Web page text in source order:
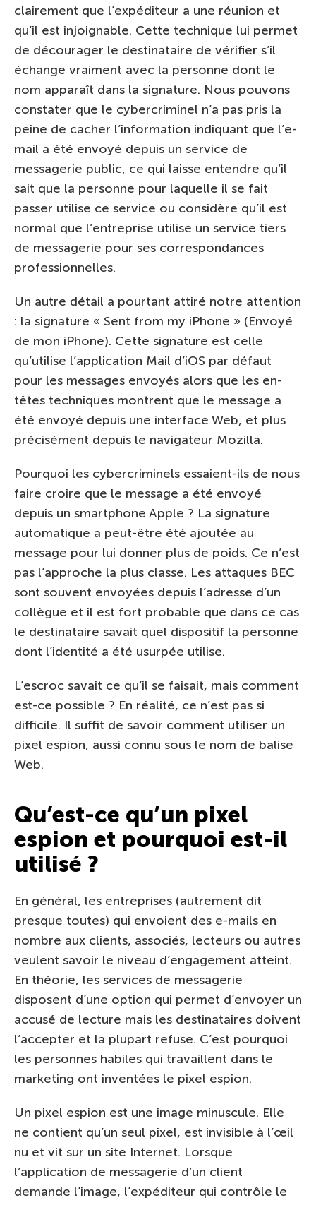
clairement que l’expéditeur a une réunion et
qu’il est injoignable. Cette technique lui permet
de décourager le destinataire de vérifier s’il
échange vraiment avec la personne dont le
nom apparaît dans la signature. Nous pouvons
constater que le cybercriminel n’a pas pris la
peine de cacher l’information indiquant que l’e-
mail a été envoyé depuis un service de
messagerie public, ce qui laisse entendre qu’il
sait que la personne pour laquelle il se fait
passer utilise ce service ou considère qu’il est
normal que l’entreprise utilise un service tiers
de messagerie pour ses correspondances
professionnelles.
Un autre détail a pourtant attiré notre attention
: la signature « Sent from my iPhone » (Envoyé
de mon iPhone). Cette signature est celle
qu’utilise l’application Mail d’iOS par défaut
pour les messages envoyés alors que les en-
têtes techniques montrent que le message a
été envoyé depuis une interface Web, et plus
précisément depuis le navigateur Mozilla.
Pourquoi les cybercriminels essaient-ils de nous
faire croire que le message a été envoyé
depuis un smartphone Apple ? La signature
automatique a peut-être été ajoutée au
message pour lui donner plus de poids. Ce n’est
pas l’approche la plus classe. Les attaques BEC
sont souvent envoyées depuis l’adresse d’un
collègue et il est fort probable que dans ce cas
le destinataire savait quel dispositif la personne
dont l’identité a été usurpée utilise.
L’escroc savait ce qu’il se faisait, mais comment
est-ce possible ? En réalité, ce n’est pas si
difficile. Il suffit de savoir comment utiliser un
pixel espion, aussi connu sous le nom de balise
Web.
Qu’est-ce qu’un pixel
espion et pourquoi est-il
utilisé ?
En général, les entreprises (autrement dit
presque toutes) qui envoient des e-mails en
nombre aux clients, associés, lecteurs ou autres
veulent savoir le niveau d’engagement atteint.
En théorie, les services de messagerie
disposent d’une option qui permet d’envoyer un
accusé de lecture mais les destinataires doivent
l’accepter et la plupart refuse. C’est pourquoi
les personnes habiles qui travaillent dans le
marketing ont inventées le pixel espion.
Un pixel espion est une image minuscule. Elle
ne contient qu’un seul pixel, est invisible à l’œil
nu et vit sur un site Internet. Lorsque
l’application de messagerie d’un client
demande l’image, l’expéditeur qui contrôle le